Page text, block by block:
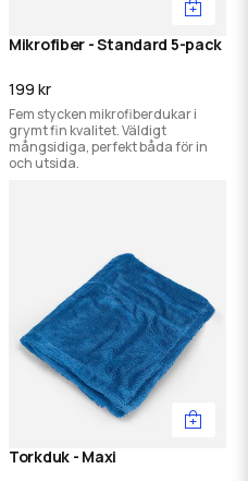
Mikrofiber - Standard 5-pack
199 kr
Fem stycken mikrofiberdukar i
grymt fin kvalitet. Väldigt
mångsidiga, perfekt båda för in
och utsida.
Torkduk - Maxi